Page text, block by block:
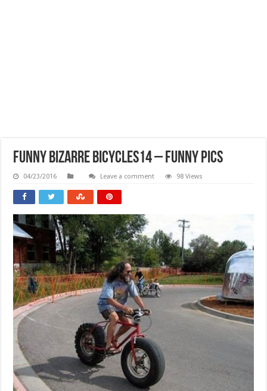
Funny Bizarre Bicycles14 – Funny Pics
04/23/2016 Leave a comment 98 Views